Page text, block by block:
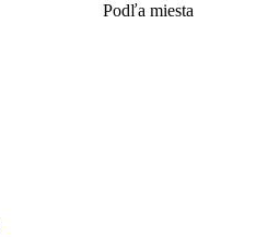
Podľa miesta